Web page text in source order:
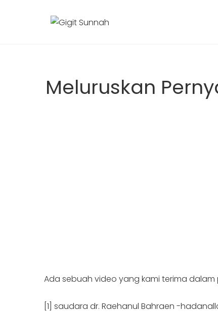
Meluruskan
Ada sebuah video yang kami terima
[1] saudara dr. Raehanul Bahraen -